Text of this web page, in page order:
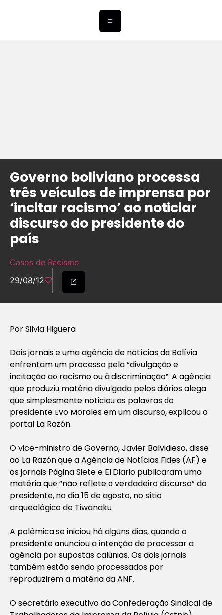
Governo boliviano processa
três veículos de imprensa por
‘incitar racismo’ ao noticiar
discurso do presidente do
país
Casos de Racismo
29/08/12
Por Silvia Higuera
Dois jornais e uma agência de notícias da Bolívia
enfrentam um processo pela “divulgação e
incitação ao racismo ou à discriminação”. A agência
que produziu matéria divulgada pelos diários alega
que simplesmente noticiou as palavras do
presidente Evo Morales em um discurso, explicou o
portal La Razón.
O vice-ministro de Governo, Javier Balvidieso, disse
ao La Razón que a Agência de Notícias Fides (AF) e
os jornais Página Siete e El Diario publicaram uma
matéria que “não reflete o verdadeiro discurso” do
presidente, no dia 15 de agosto, no sítio
arqueológico de Tiwanaku.
A polêmica se iniciou há alguns dias, quando o
presidente anunciou a intenção de processar a
agência por supostas calúnias. Os dois jornais
também estão sendo processados por
reproduzirem a matéria da ANF.
O secretário executivo da Confederação Sindical de